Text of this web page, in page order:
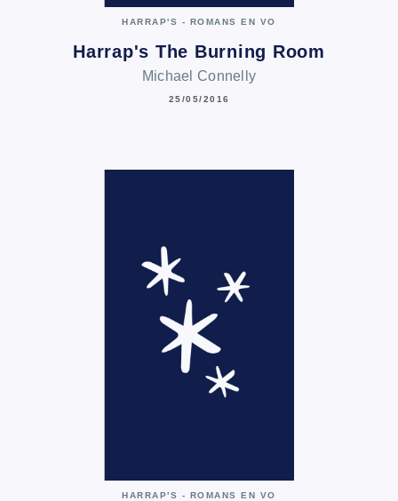
HARRAP'S - ROMANS EN VO
Harrap's The Burning Room
Michael Connelly
25/05/2016
HARRAP'S - ROMANS EN VO